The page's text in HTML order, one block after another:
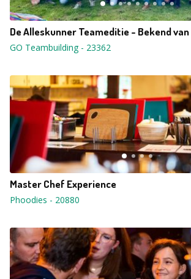
De Alleskunner Teameditie - Bekend
GO Teambuilding- 23362
Master Chef Experience
Phoodies - 20880